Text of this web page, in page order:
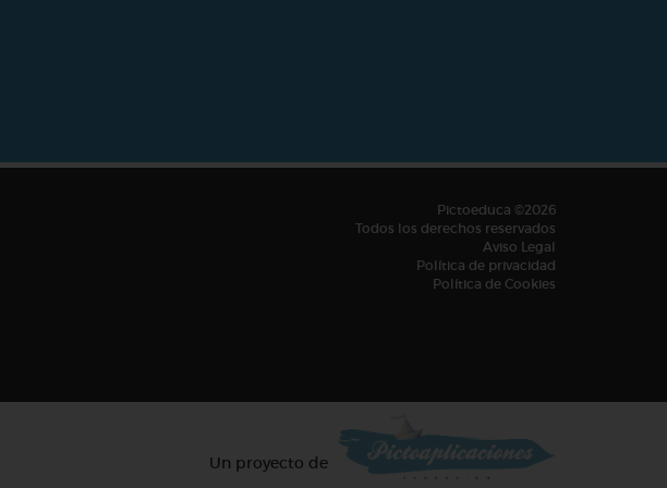
Pictoeduca ©2026
Todos los derechos reservados
Aviso Legal
Política de privacidad
Política de Cookies
Un proyecto de